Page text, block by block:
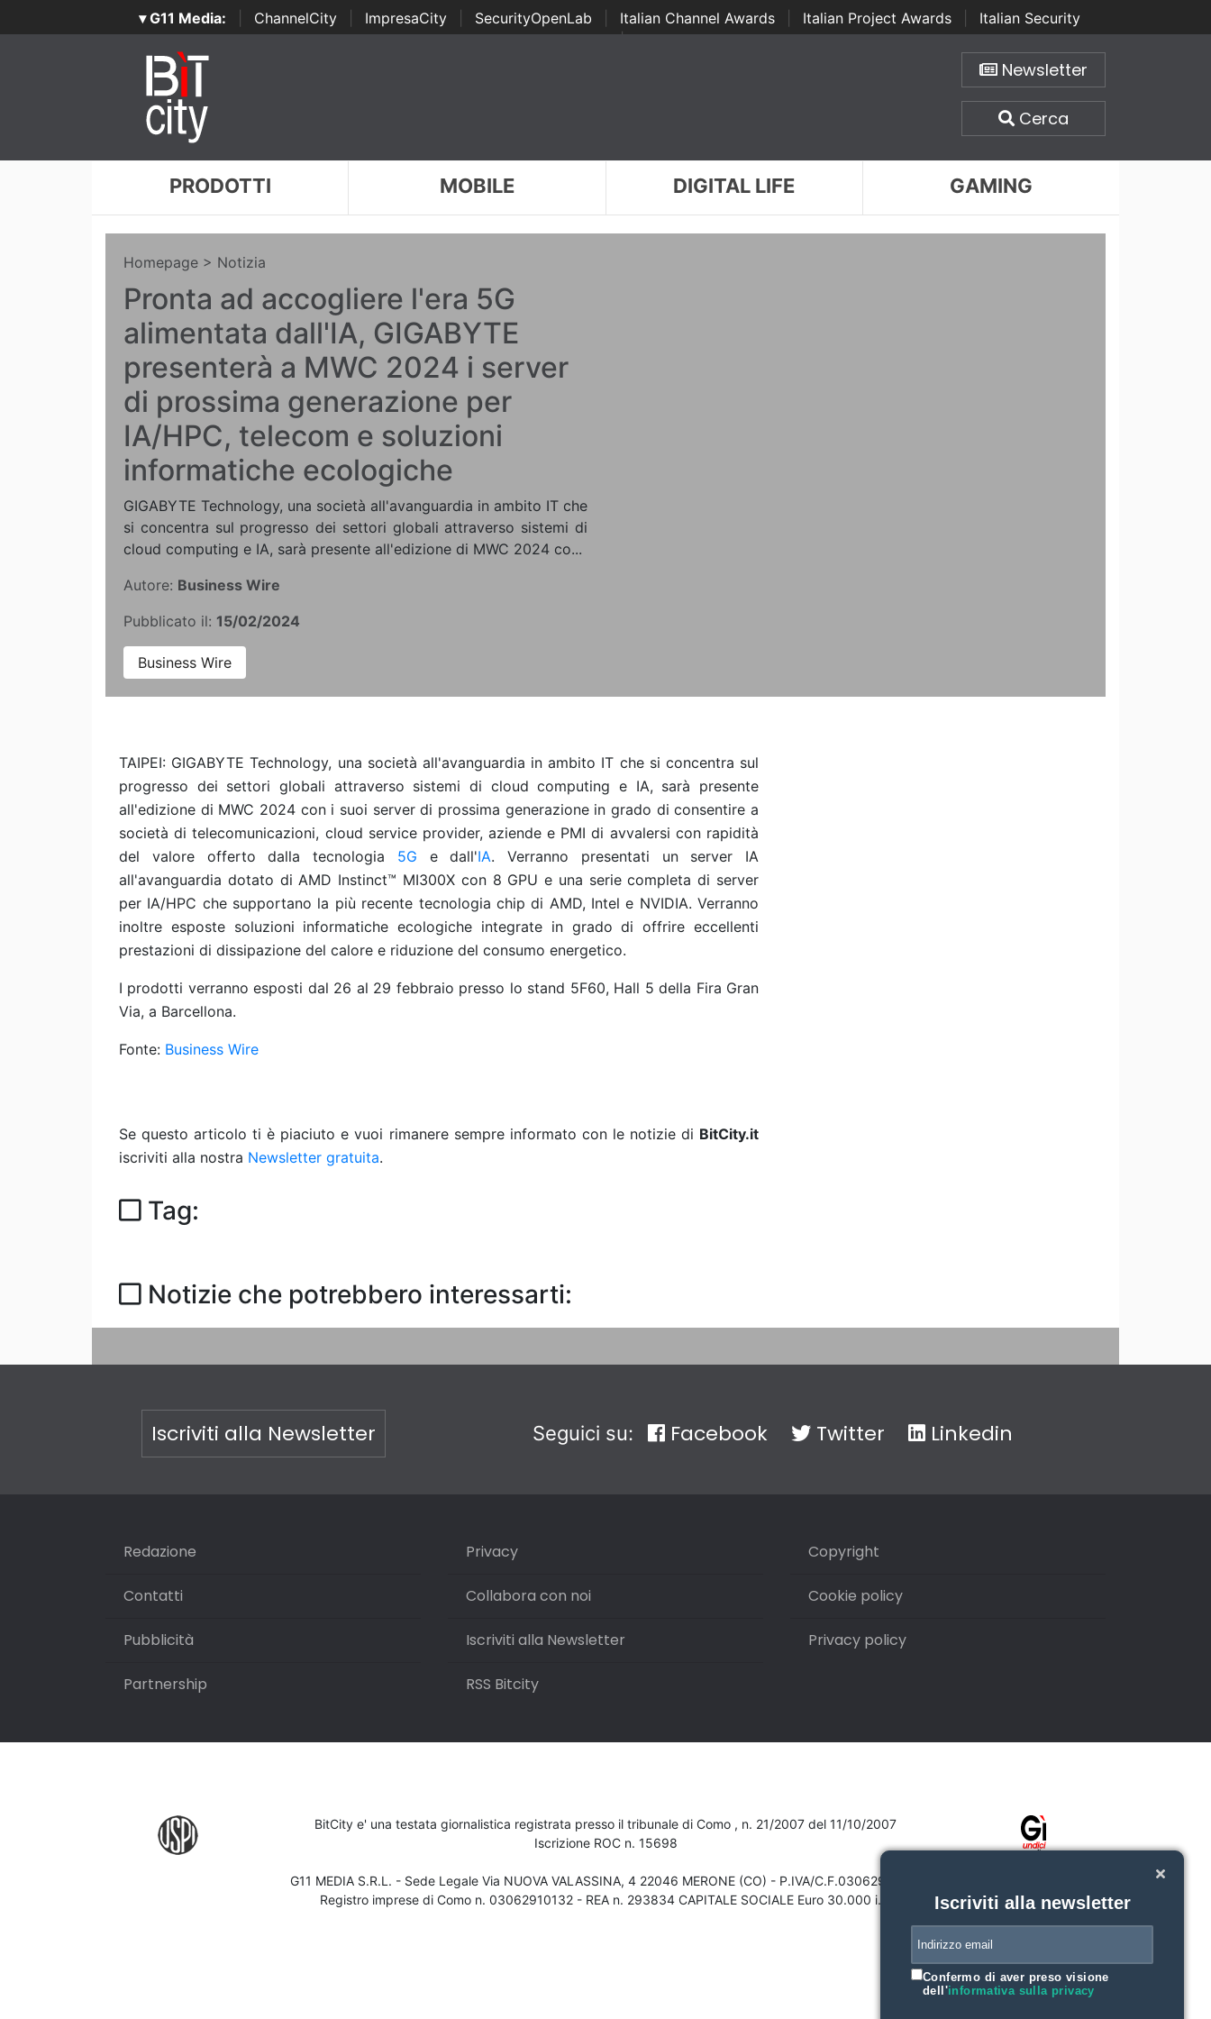
▾ G11 Media: ChannelCity ImpresaCity SecurityOpenLab Italian Channel Awards Italian Project Awards
Italian Security
Awards | ...
Newsletter
Cerca
PRODOTTI MOBILE DIGITAL LIFE GAMING
Homepage > Notizia
Pronta ad accogliere l'era 5G
alimentata dall'IA, GIGABYTE
presenterà a MWC 2024 i server
di prossima generazione per
IA/HPC, telecom e soluzioni
informatiche ecologiche
GIGABYTE Technology, una società all'avanguardia in ambito IT che
si concentra sul progresso dei settori globali attraverso sistemi di
cloud computing e IA, sarà presente all'edizione di MWC 2024 co...
Autore: Business Wire
Pubblicato il: 15/02/2024
Business Wire
TAIPEI: GIGABYTE Technology, una società all'avanguardia in ambito IT che si concentra sul
progresso dei settori globali attraverso sistemi di cloud computing e IA, sarà presente
all'edizione di MWC 2024 con i suoi server di prossima generazione in grado di consentire a
società di telecomunicazioni, cloud service provider, aziende e PMI di avvalersi con rapidità
del valore offerto dalla tecnologia 5G e dall'IA. Verranno presentati un server IA
all'avanguardia dotato di AMD Instinct™ MI300X con 8 GPU e una serie completa di server
per IA/HPC che supportano la più recente tecnologia chip di AMD, Intel e NVIDIA. Verranno
inoltre esposte soluzioni informatiche ecologiche integrate in grado di offrire eccellenti
prestazioni di dissipazione del calore e riduzione del consumo energetico.
I prodotti verranno esposti dal 26 al 29 febbraio presso lo stand 5F60, Hall 5 della Fira Gran
Via, a Barcellona.
Fonte: Business Wire
Se questo articolo ti è piaciuto e vuoi rimanere sempre informato con le notizie di BitCity.it
iscriviti alla nostra Newsletter gratuita.
Tag:
Notizie che potrebbero interessarti:
Iscriviti alla Newsletter Seguici su: Facebook Twitter Linkedin
Redazione
Contatti
Pubblicità
Partnership
Privacy
Collabora con noi
Iscriviti alla Newsletter
RSS Bitcity
Copyright
Cookie policy
Privacy policy
BitCity e' una testata giornalistica registrata presso il tribunale di Como , n. 21/2007 del 11/10/2007
Iscrizione ROC n. 15698
G11 MEDIA S.R.L. - Sede Legale Via NUOVA VALASSINA, 4 22046 MERONE (CO) - P.IVA/C.F.03062910132
Registro imprese di Como n. 03062910132 - REA n. 293834 CAPITALE SOCIALE Euro 30.000 i.v.
Iscriviti alla newsletter
Confermo di aver preso visione
dell'informativa sulla privacy